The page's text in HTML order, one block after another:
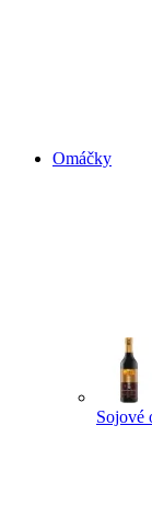
Omáčky
Sojové